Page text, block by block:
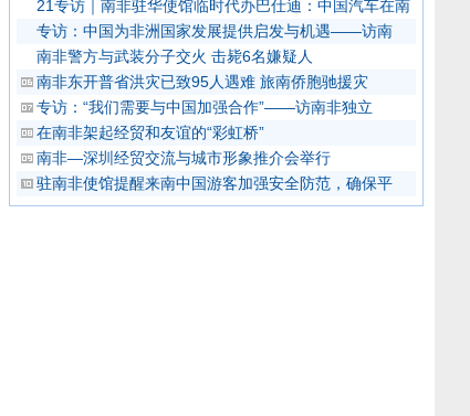
21专访｜南非驻华使馆临时代办巴仕迪：中国汽车在南
专访：中国为非洲国家发展提供启发与机遇——访南
南非警方与武装分子交火 击毙6名嫌疑人
南非东开普省洪灾已致95人遇难 旅南侨胞驰援灾
专访：“我们需要与中国加强合作”——访南非独立
在南非架起经贸和友谊的“彩虹桥”
南非—深圳经贸交流与城市形象推介会举行
驻南非使馆提醒来南中国游客加强安全防范，确保平